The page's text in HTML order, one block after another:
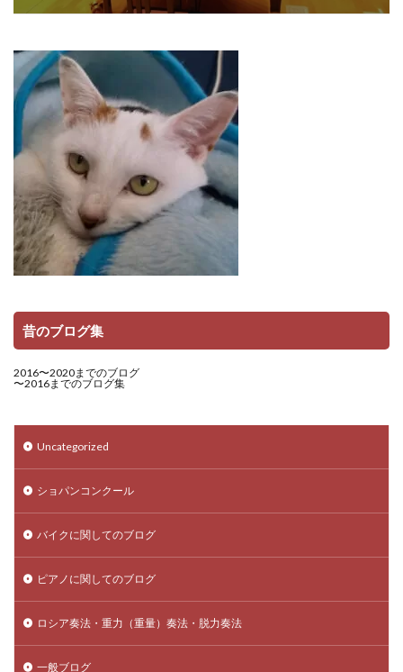
昔のブログ集
2016〜2020までのブログ
〜2016までのブログ集
Uncategorized
ショパンコンクール
バイクに関してのブログ
ピアノに関してのブログ
ロシア奏法・重力（重量）奏法・脱力奏法
一般ブログ